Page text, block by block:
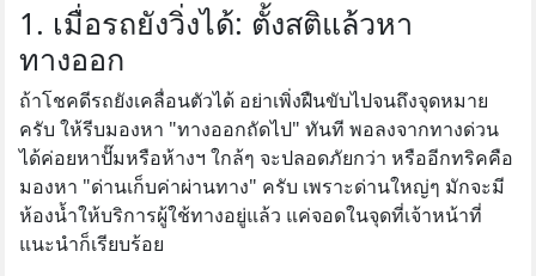
1. เมื่อรถยังวิ่งได้: ตั้งสติแล้วหา
ทางออก
ถ้าโชคดีรถยังเคลื่อนตัวได้ อย่าเพิ่งฝืนขับไปจนถึงจุดหมาย
ครับ ให้รีบมองหา "ทางออกถัดไป" ทันที พอลงจากทางด่วน
ได้ค่อยหาปั๊มหรือห้างฯ ใกล้ๆ จะปลอดภัยกว่า หรืออีกทริคคือ
มองหา "ด่านเก็บค่าผ่านทาง" ครับ เพราะด่านใหญ่ๆ มักจะมี
ห้องน้ำให้บริการผู้ใช้ทางอยู่แล้ว แค่จอดในจุดที่เจ้าหน้าที่
แนะนำก็เรียบร้อย